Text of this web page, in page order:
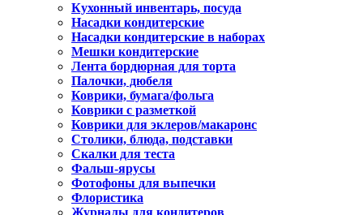
Кухонный инвентарь, посуда
Насадки кондитерские
Насадки кондитерские в наборах
Мешки кондитерские
Лента бордюрная для торта
Палочки, дюбеля
Коврики, бумага/фольга
Коврики с разметкой
Коврики для эклеров/макаронс
Столики, блюда, подставки
Скалки для теста
Фальш-ярусы
Фотофоны для выпечки
Флористика
Журналы для кондитеров